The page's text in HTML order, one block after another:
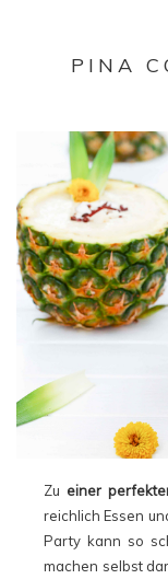
PINA
Zu einer
reichlich Essen
Party kann so
machen selbst